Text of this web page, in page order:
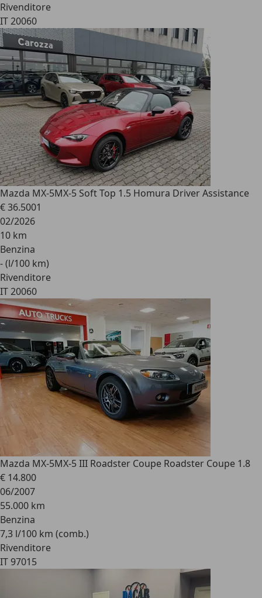
Rivenditore
IT 20060
Mazda MX-5MX-5 Soft Top 1.5 Homura Driver Assistance
€ 36.5001
02/2026
10 km
Benzina
- (l/100 km)
Rivenditore
IT 20060
Mazda MX-5MX-5 III Roadster Coupe Roadster Coupe 1.8
€ 14.800
06/2007
55.000 km
Benzina
7,3 l/100 km (comb.)
Rivenditore
IT 97015